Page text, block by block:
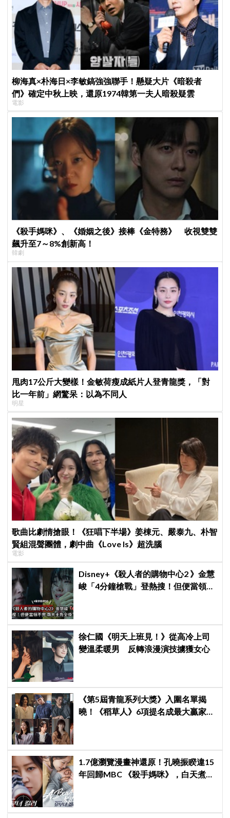
柳海真×朴海日×李敏鎬強強聯手！懸疑大片《暗殺者
們》確定中秋上映，還原1974韓第一夫人暗殺疑雲
電影
《殺手媽咪》、《婚姻之後》接棒《金特務》 收視雙雙
飆升至7～8%創新高！
韓劇
甩肉17公斤大變樣！金敏荷瘦成紙片人登青龍獎，「對
比一年前」網驚呆：以為不同人
明星
歌曲比劇情搶眼！《狂唱下半場》姜棟元、嚴泰九、朴智
賢組混聲團體，劇中曲《Love Is》超洗腦
電影
Disney+《殺人者的購物中心2 》金慧
峻「4分鐘槍戰」登熱搜！但便當領不
徐仁國《明天上班見！》從高冷上司
變溫柔暖男 反轉浪漫演技擄獲女心
《第5屆青龍系列大獎》入圍名單揭
曉！《稻草人》6項提名成最大贏家，
1.7億瀏覽漫畫神還原！孔曉振睽違15
年回歸MBC 《殺手媽咪》，白天煮飯